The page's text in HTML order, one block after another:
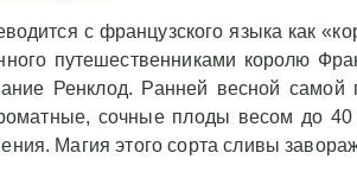
с французского языка как
путешественниками королю
Ренклод. Ранней весной
сочные плоды весом до 40
Магия этого сорта сливы